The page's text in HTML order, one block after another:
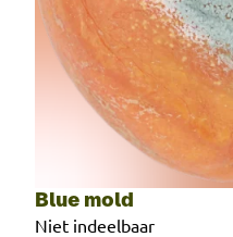
Blue mold
Niet indeelbaar